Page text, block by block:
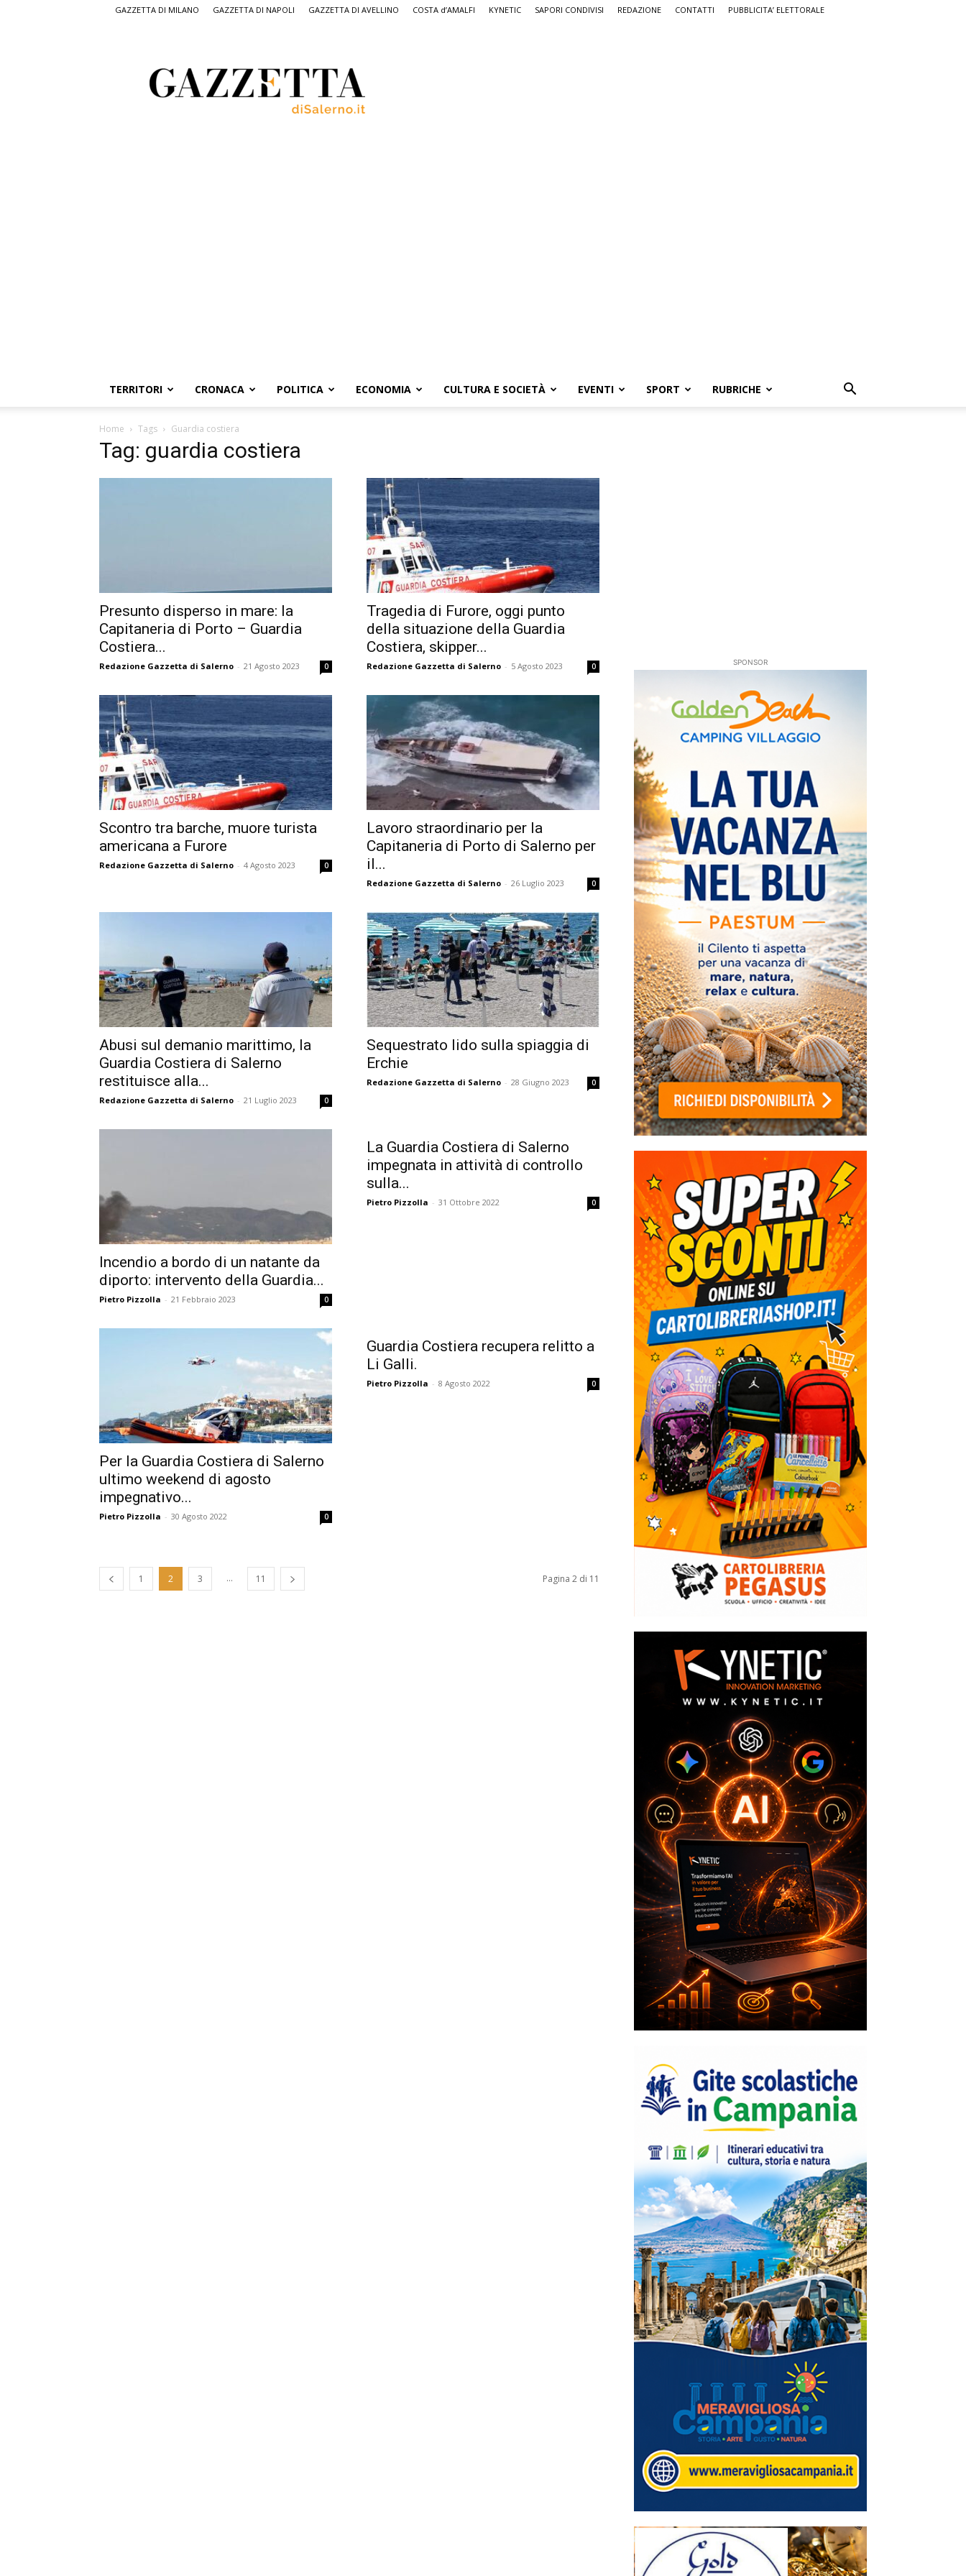
GAZZETTA DI MILANO GAZZETTA DI NAPOLI GAZZETTA DI AVELLINO COSTA d’AMALFI KYNETIC SAPORI CONDIVISI REDAZIONE CONTATTI PUBBLICITA’ ELETTORALE
Salerno,
il
quotidiano
TERRITORI CRONACA POLITICA ECONOMIA CULTURA E SOCIETÀ EVENTI SPORT RUBRICHE
Home Tags Guardia costiera
Tag: guardia costiera
Presunto disperso in mare: la
Capitaneria di Porto – Guardia
Costiera...
Redazione Gazzetta di Salerno - 21 Agosto 2023 0
Tragedia di Furore, oggi punto
della situazione della Guardia
Costiera, skipper...
Redazione Gazzetta di Salerno - 5 Agosto 2023 0
Scontro tra barche, muore turista
americana a Furore
Redazione Gazzetta di Salerno - 4 Agosto 2023 0
Lavoro straordinario per la
Capitaneria di Porto di Salerno per
il...
Redazione Gazzetta di Salerno - 26 Luglio 2023 0
Abusi sul demanio marittimo, la
Guardia Costiera di Salerno
restituisce alla...
Redazione Gazzetta di Salerno - 21 Luglio 2023 0
Sequestrato lido sulla spiaggia di
Erchie
Redazione Gazzetta di Salerno - 28 Giugno 2023 0
Incendio a bordo di un natante da
diporto: intervento della Guardia...
Pietro Pizzolla - 21 Febbraio 2023 0
La Guardia Costiera di Salerno
impegnata in attività di controllo
sulla...
Pietro Pizzolla - 31 Ottobre 2022 0
Per la Guardia Costiera di Salerno
ultimo weekend di agosto
impegnativo...
Pietro Pizzolla - 30 Agosto 2022 0
Guardia Costiera recupera relitto a
Li Galli.
Pietro Pizzolla - 8 Agosto 2022 0
1 2 3 ... 11 Pagina 2 di 11
SPONSOR